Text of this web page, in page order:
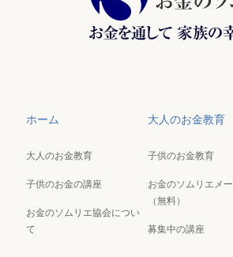
ホーム
大人のお金教育
子供のお金の講座
お金のソムリエ協会につい
て
大人のお金教育
子供のお金教育
お金のソムリエメ
（無料）
募集中の講座